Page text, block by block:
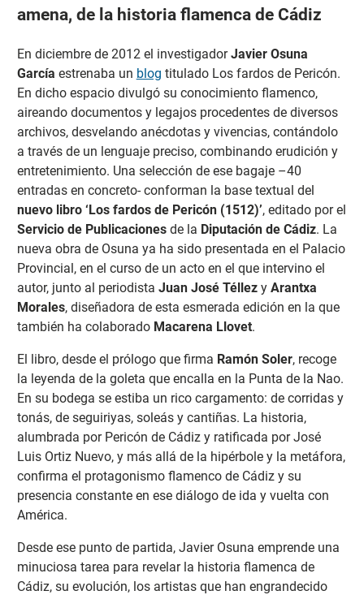
amena, de la historia flamenca de Cádiz
En diciembre de 2012 el investigadorJavier Osuna
García estrenaba un blog titulado Los fardos de Pericón.
En dicho espacio divulgó su conocimiento flamenco,
aireando documentos y legajos procedentes de diversos
archivos, desvelando anécdotas y vivencias, contándolo
a través de un lenguaje preciso, combinando erudición y
entretenimiento. Una selección de ese bagaje –40
entradas en concreto- conforman la base textual del
nuevo libro ‘Los fardos de Pericón (1512)’, editado por el
Servicio de Publicaciones de la Diputación de Cádiz. La
nueva obra de Osuna ya ha sido presentada en el Palacio
Provincial, en el curso de un acto en el que intervino el
autor, junto al periodista Juan José Téllezy Arantxa
Morales, diseñadora de esta esmerada edición en la que
también ha colaborado Macarena Llovet.
El libro, desde el prólogo que firma Ramón Soler, recoge
la leyenda de la goleta que encalla en la Punta de la Nao.
En su bodega se estiba un rico cargamento: de corridas y
tonás, de seguiriyas, soleás y cantiñas. La historia,
alumbrada por Pericón de Cádiz y ratificada por José
Luis Ortiz Nuevo, y más allá de la hipérbole y la metáfora,
confirma el protagonismo flamenco de Cádiz y su
presencia constante en ese diálogo de ida y vuelta con
América.
Desde ese punto de partida, Javier Osuna emprende una
minuciosa tarea para revelar la historia flamenca de
Cádiz, su evolución, los artistas que han engrandecido